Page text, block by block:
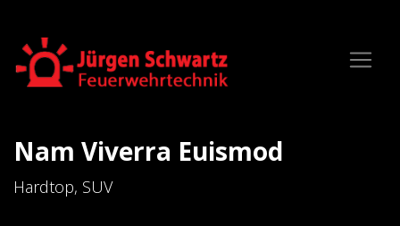
Nam Viverra Euismod
Hardtop, SUV